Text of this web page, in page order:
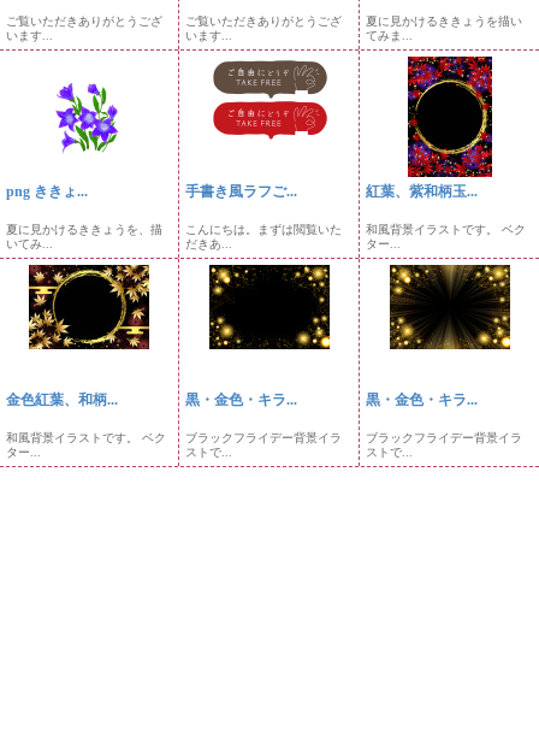
ご覧いただきありがとうござ
います...
ご覧いただきありがとうござ
います...
夏に見かけるききょうを描い
てみま...
png ききょ...
夏に見かけるききょうを、描
いてみ...
手書き風ラフご...
こんにちは。まずは閲覧いた
だきあ...
紅葉、紫和柄玉...
和風背景イラストです。 ベク
ター...
金色紅葉、和柄...
和風背景イラストです。 ベク
ター...
黒・金色・キラ...
ブラックフライデー背景イラ
ストで...
黒・金色・キラ...
ブラックフライデー背景イラ
ストで...